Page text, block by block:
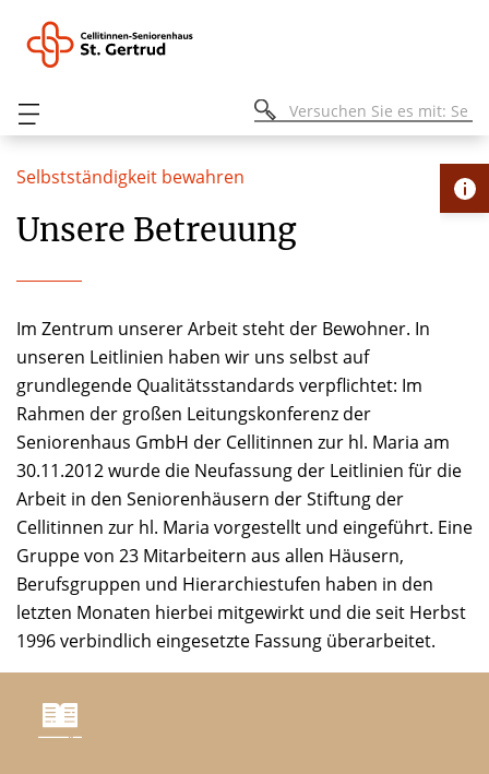
Selbstständigkeit bewahren
Unsere Betreuung
Im Zentrum unserer Arbeit steht der Bewohner. In
unseren Leitlinien haben wir uns selbst auf
grundlegende Qualitätsstandards verpflichtet: Im
Rahmen der großen Leitungskonferenz der
Seniorenhaus GmbH der Cellitinnen zur hl. Maria am
30.11.2012 wurde die Neufassung der Leitlinien für die
Arbeit in den Seniorenhäusern der Stiftung der
Cellitinnen zur hl. Maria vorgestellt und eingeführt. Eine
Gruppe von 23 Mitarbeitern aus allen Häusern,
Berufsgruppen und Hierarchiestufen haben in den
letzten Monaten hierbei mitgewirkt und die seit Herbst
1996 verbindlich eingesetzte Fassung überarbeitet.